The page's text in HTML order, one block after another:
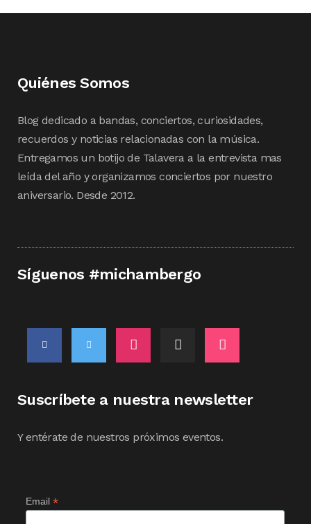
Quiénes Somos
Blog dedicado a bandas, conciertos, curiosidades,
recuerdos y noticias relacionadas con la música.
Entregamos un botijo de Talavera a la entrevista mas
leída del año y organizamos conciertos por nuestro
aniversario. Desde 2012.
Síguenos #michambergo
Suscríbete a nuestra newsletter
Y entérate de nuestros próximos eventos.
Email *